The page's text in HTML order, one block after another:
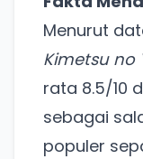
Menurut
Kimetsu no
rata 8.5/10
sebagai
populer